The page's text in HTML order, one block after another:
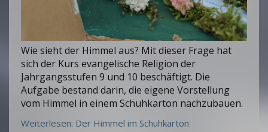
Wie sieht der Himmel aus? Mit dieser Frage hat
sich der Kurs evangelische Religion der
Jahrgangsstufen 9 und 10 beschäftigt. Die
Aufgabe bestand darin, die eigene Vorstellung
vom Himmel in einem Schuhkarton nachzubauen.
Weiterlesen: Der Himmel im Schuhkarton